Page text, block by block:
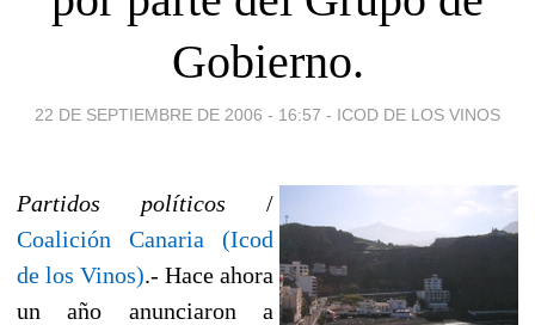
Gobierno.
22 DE SEPTIEMBRE DE 2006 - 16:57 - ICOD DE LOS VINOS
Partidos políticos /
Coalición Canaria (Icod
de los Vinos).- Hace ahora
un año anunciaron a